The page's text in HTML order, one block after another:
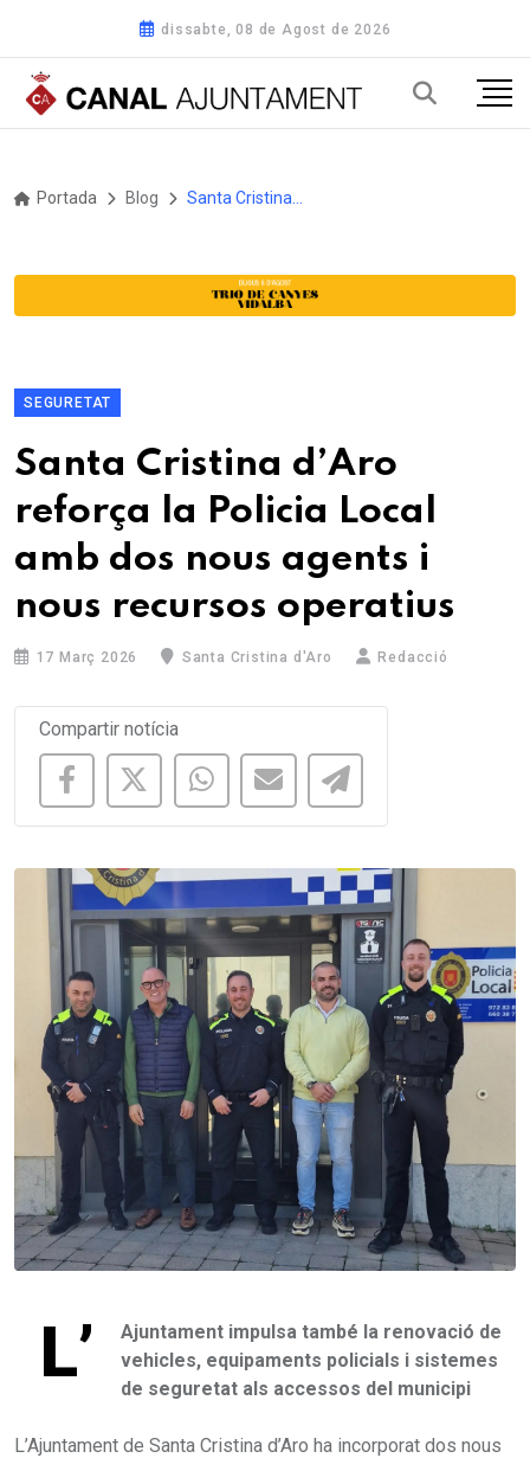
dissabte, 08 de Agost de 2026
Portada Blog
SEGURETAT
Santa Cristina d’Aro
reforça la Policia Local
amb dos nous agents i
nous recursos operatius
17 Març 2026 Santa Cristina d'Aro Redacció
Compartir notícia
L’
Ajuntament impulsa també la renovació de
vehicles, equipaments policials i sistemes
de seguretat als accessos del municipi
L’Ajuntament de Santa Cristina d’Aro ha incorporat dos nous